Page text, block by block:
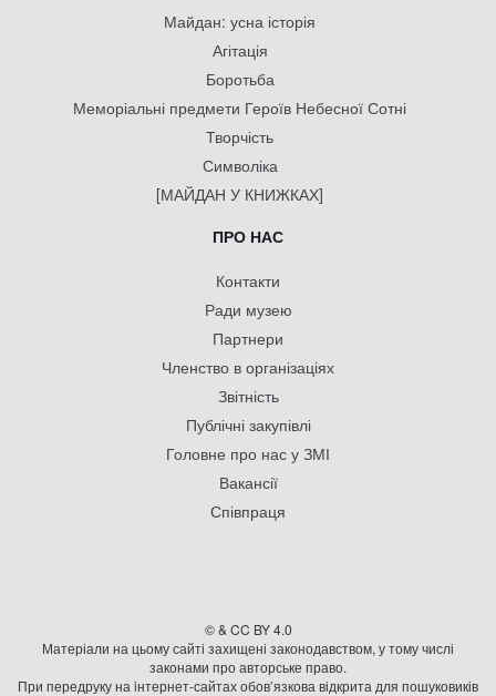
Майдан: усна історія
Агітація
Боротьба
Меморіальні предмети Героїв Небесної Сотні
Творчість
Символіка
[МАЙДАН У КНИЖКАХ]
ПРО НАС
Контакти
Ради музею
Партнери
Членство в організаціях
Звітність
Публічні закупівлі
Головне про нас у ЗМІ
Вакансії
Співпраця
© & CC BY 4.0
Матеріали на цьому сайті захищені законодавством, у тому числі
законами про авторське право.
При передруку на iнтернет-сайтах обов’язкова відкрита для пошуковиків